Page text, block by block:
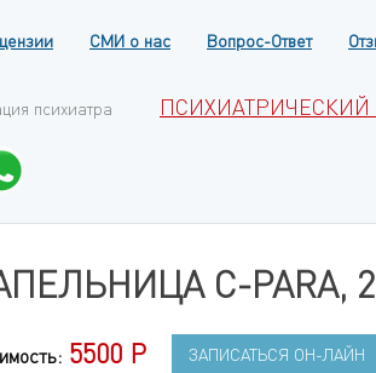
СМИ о нас Вопрос-Ответ
психиатра
C-PARA,
5500 Р ЗАПИСАТЬСЯ ОН-ЛАЙН